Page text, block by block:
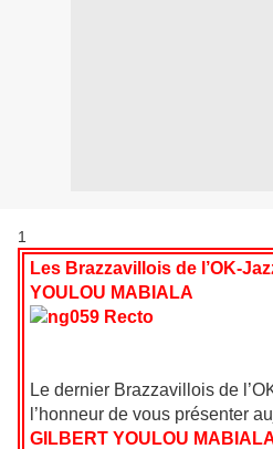
1
Les Brazzavillois de l’OK-
YOULOU MABIALA
Le dernier Brazzavillois de
l’honneur de vous présenter
GILBERT YOULOU